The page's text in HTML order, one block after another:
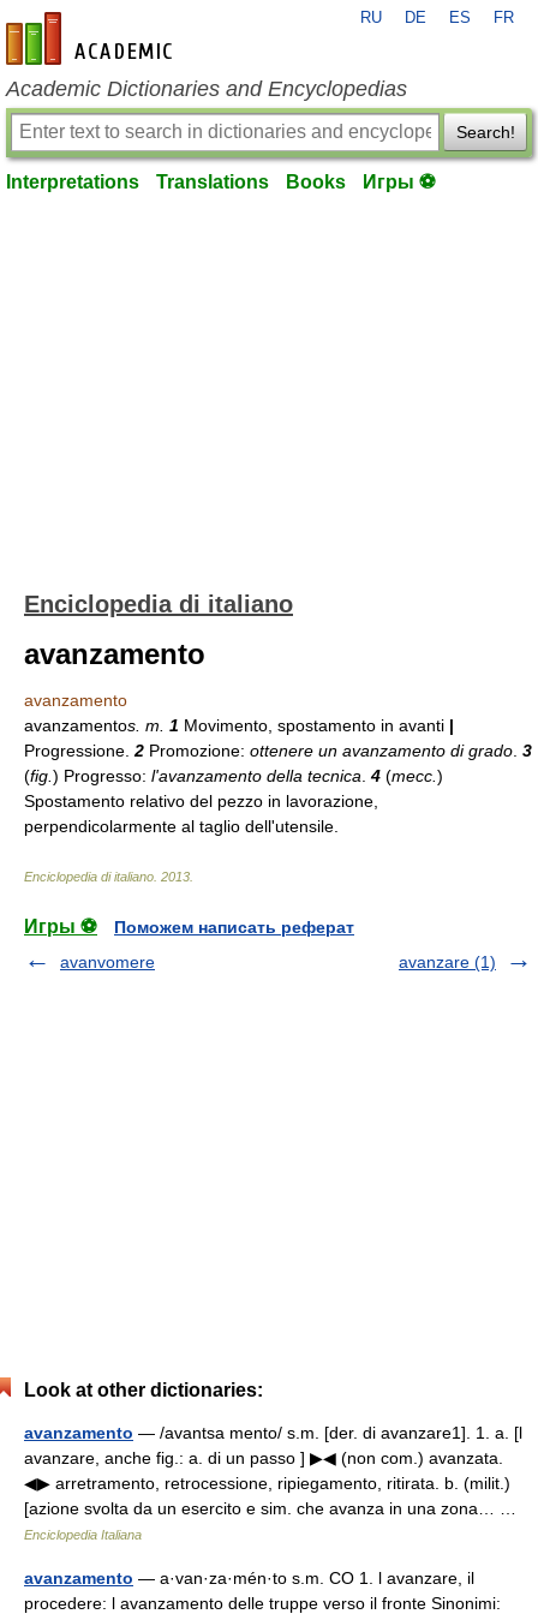
en-academic.com
RU DE ES FR
Academic Dictionaries and Encyclopedias
Search!
Interpretations Translations Books Игры ⚽
Enciclopedia di italiano
avanzamento
avanzamento
avanzamentos. m. 1 Movimento, spostamento in avanti |
Progressione. 2 Promozione: ottenere un avanzamento di grado 3
(fig. ) Progresso: l'avanzamento della tecnica 4 (mecc. )
Spostamento relativo del pezzo in lavorazione,
perpendicolarmente al taglio dell'utensile.
Enciclopedia di italiano 2013
Игры ⚽
Поможем написать реферат
avanvomere
avanzare (1)
Look at other dictionaries:
avanzamento — /avantsa mento/ s.m. [der. di avanzare1]. 1. a. [l
avanzare, anche fig.: a. di un passo ] ▶◀ (non com.) avanzata.
◀▶ arretramento, retrocessione, ripiegamento, ritirata. b. (milit.)
[azione svolta da un esercito e sim. che avanza in una zona… …
Enciclopedia Italiana
avanzamento — a·van·za·mén·to s.m. CO 1. l avanzare, il
procedere: l avanzamento delle truppe verso il fronte Sinonimi: